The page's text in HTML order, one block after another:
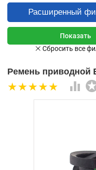
Расширенный
Ремень приводной